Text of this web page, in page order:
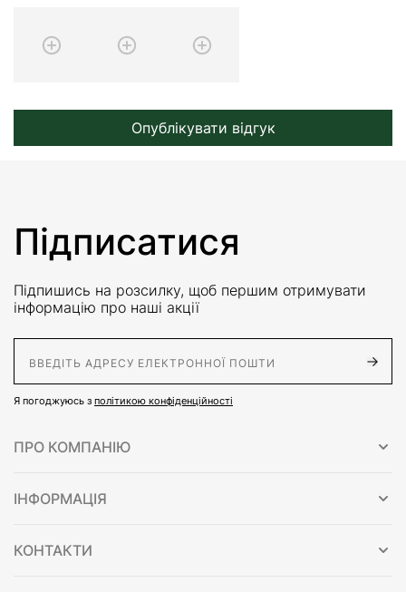
Опублікувати відгук
Підписатися
Підпишись на розсилку, щоб першим отримувати
інформацію про наші акції
Я погоджуюсь з політикою конфіденційності
ПРО КОМПАНІЮ
ІНФОРМАЦІЯ
КОНТАКТИ